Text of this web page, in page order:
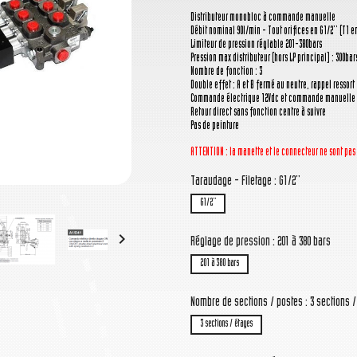

Distributeur monobloc à commande manuelle
Débit nominal 90l/min - Tout orifices en G1/2'' (T1
Limiteur de pression réglable 201-380bars
Pression max distributeur (hors LP principal) :
Nombre de fonction : 3
Double effet : A et B fermé au neutre, rappel ressort
Commande électrique 12Vdc et commande
Retour direct sans fonction centre à suivre
Pas de peinture
ATTENTION : la manette et le connecteurne sont
Taraudage - Filetage : G1/2''
G1/2''
Réglage de pression : 201 à 380 bars
201 à 380 bars
Nombre de sections / postes : 3 sections
3 sections / étages